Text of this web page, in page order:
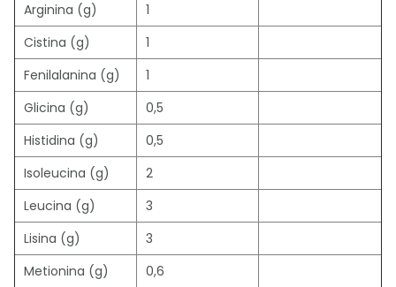
Arginina (g)
1
Cistina (g)
1
Fenilalanina (g)
1
Glicina (g)
0,5
Histidina (g)
0,5
Isoleucina (g)
2
Leucina (g)
3
Lisina (g)
3
Metionina (g)
0,6